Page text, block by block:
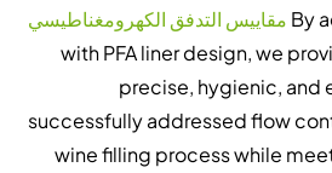
By مقاييس التدفق الكهرومغناطيسي
with PFA liner design, we
precise, hygienic, and
successfully addressed flow
wine filling process while